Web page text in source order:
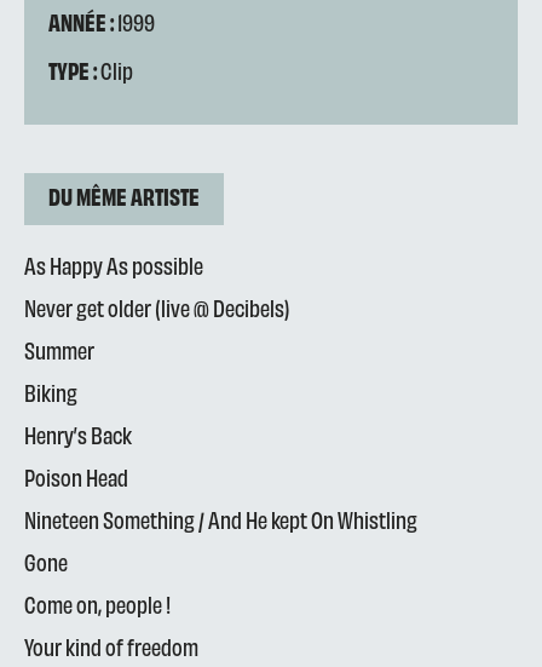
ANNÉE :1999
TYPE :Clip
DU MÊME ARTISTE
As Happy As possible
Never get older (live @ Decibels)
Summer
Biking
Henry’s Back
Poison Head
Nineteen Something / And He kept On Whistling
Gone
Come on, people !
Your kind of freedom